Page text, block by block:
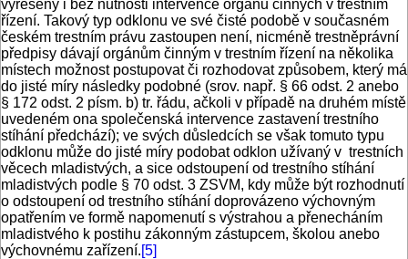
vyřešeny i bez nutnosti intervence orgánů činných v trestním
řízení. Takový typ odklonu ve své čisté podobě v současném
českém trestním právu zastoupen není, nicméně trestněprávní
předpisy dávají orgánům činným v trestním řízení na několika
místech možnost postupovat či rozhodovat způsobem, který má
do jisté míry následky podobné (srov. např. § 66 odst. 2 anebo
§ 172 odst. 2 písm. b) tr. řádu, ačkoli v případě na druhém místě
uvedeném ona společenská intervence zastavení trestního
stíhání předchází); ve svých důsledcích se však tomuto typu
odklonu může do jisté míry podobat odklon užívaný v trestních
věcech mladistvých, a sice odstoupení od trestního stíhání
mladistvých podle § 70 odst. 3 ZSVM, kdy může být rozhodnutí
o odstoupení od trestního stíhání doprovázeno výchovným
opatřením ve formě napomenutí s výstrahou a přenecháním
mladistvého k postihu zákonným zástupcem, školou anebo
výchovnému zařízení.[5]